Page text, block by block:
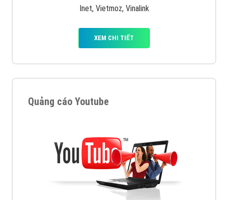
Inet, Vietmoz, Vinalink
XEM CHI TIẾT
Quảng cáo Youtube